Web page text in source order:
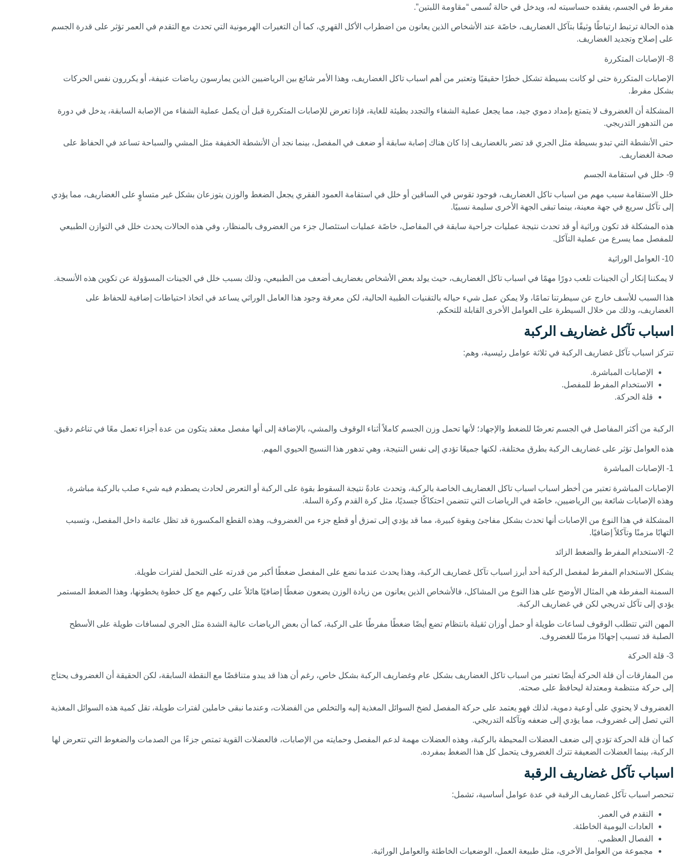
مفرط في الجسم، يفقده حساسيته له، ويدخل في حالة تُسمى “مقاومة اللبتين”.
هذه الحالة ترتبط ارتباطًا وثيقًا بتآكل الغضاريف، خاصًة عند الأشخاص الذين يعانون من اضطراب الأكل القهري، كما أن التغيرات الهرمونية التي تحدث مع التقدم في العمر تؤثر على قدرة الجسم
على إصلاح وتجديد الغضاريف.
8- الإصابات المتكررة
الإصابات المتكررة حتى لو كانت بسيطة تشكل خطرًا حقيقيًا وتعتبر من أهم اسباب تاكل الغضاريف، وهذا الأمر شائع بين الرياضيين الذين يمارسون رياضات عنيفة، أو يكررون نفس الحركات
بشكل مفرط.
المشكلة أن الغضروف لا يتمتع بإمداد دموي جيد، مما يجعل عملية الشفاء والتجدد بطيئة للغاية، فإذا تعرض للإصابات المتكررة قبل أن يكمل عملية الشفاء من الإصابة السابقة، يدخل في دورة
من التدهور التدريجي.
حتى الأنشطة التي تبدو بسيطة مثل الجري قد تضر بالغضاريف إذا كان هناك إصابة سابقة أو ضعف في المفصل، بينما نجد أن الأنشطة الخفيفة مثل المشي والسباحة تساعد في الحفاظ على
صحة الغضاريف.
9- خلل في استقامة الجسم
خلل الاستقامة سبب مهم من اسباب تاكل الغضاريف، فوجود تقوس في الساقين أو خلل في استقامة العمود الفقري يجعل الضغط والوزن يتوزعان بشكل غير متساوٍ على الغضاريف، مما يؤدي
إلى تآكل سريع في جهة معينة، بينما تبقى الجهة الأخرى سليمة نسبيًا.
هذه المشكلة قد تكون وراثية أو قد تحدث نتيجة عمليات جراحية سابقة في المفاصل، خاصًة عمليات استئصال جزء من الغضروف بالمنظار، وفي هذه الحالات يحدث خلل في التوازن الطبيعي
للمفصل مما يسرع من عملية التآكل.
10- العوامل الوراثية
لا يمكننا إنكار أن الجينات تلعب دورًا مهمًا في اسباب تاكل الغضاريف، حيث يولد بعض الأشخاص بغضاريف أضعف من الطبيعي، وذلك بسبب خلل في الجينات المسؤولة عن تكوين هذه الأنسجة.
هذا السبب للأسف خارج عن سيطرتنا تمامًا، ولا يمكن عمل شيء حياله بالتقنيات الطبية الحالية، لكن معرفة وجود هذا العامل الوراثي يساعد في اتخاذ احتياطات إضافية للحفاظ على
الغضاريف، وذلك من خلال السيطرة على العوامل الأخرى القابلة للتحكم.
اسباب تآكل غضاريف الركبة
تتركز اسباب تآكل غضاريف الركبة في ثلاثة عوامل رئيسية، وهم:
الإصابات المباشرة.
الاستخدام المفرط للمفصل.
قلة الحركة.
الركبة من أكثر المفاصل في الجسم تعرضًا للضغط والإجهاد؛ لأنها تحمل وزن الجسم كاملاً أثناء الوقوف والمشي، بالإضافة إلى أنها مفصل معقد يتكون من عدة أجزاء تعمل معًا في تناغم دقيق.
هذه العوامل تؤثر على غضاريف الركبة بطرق مختلفة، لكنها جميعًا تؤدي إلى نفس النتيجة، وهي تدهور هذا النسيج الحيوي المهم.
1- الإصابات المباشرة
الإصابات المباشرة تعتبر من أخطر اسباب اسباب تاكل الغضاريف الخاصة بالركبة، وتحدث عادةً نتيجة السقوط بقوة على الركبة أو التعرض لحادث يصطدم فيه شيء صلب بالركبة مباشرة،
وهذه الإصابات شائعة بين الرياضيين، خاصًة في الرياضات التي تتضمن احتكاكًا جسديًا، مثل كرة القدم وكرة السلة.
المشكلة في هذا النوع من الإصابات أنها تحدث بشكل مفاجئ وبقوة كبيرة، مما قد يؤدي إلى تمزق أو قطع جزء من الغضروف، وهذه القطع المكسورة قد تظل عائمة داخل المفصل، وتسبب
التهابًا مزمنًا وتآكلاً إضافيًا.
2- الاستخدام المفرط والضغط الزائد
يشكل الاستخدام المفرط لمفصل الركبة أحد أبرز اسباب تآكل غضاريف الركبة، وهذا يحدث عندما نضع على المفصل ضغطًا أكبر من قدرته على التحمل لفترات طويلة.
السمنة المفرطة هي المثال الأوضح على هذا النوع من المشاكل، فالأشخاص الذين يعانون من زيادة الوزن يضعون ضغطًا إضافيًا هائلاً على ركبهم مع كل خطوة يخطونها، وهذا الضغط المستمر
يؤدي إلى تآكل تدريجي لكن في غضاريف الركبة.
المهن التي تتطلب الوقوف لساعات طويلة أو حمل أوزان ثقيلة بانتظام تضع أيضًا ضغطًا مفرطًا على الركبة، كما أن بعض الرياضات عالية الشدة مثل الجري لمسافات طويلة على الأسطح
الصلبة قد تسبب إجهادًا مزمنًا للغضروف.
3- قلة الحركة
من المفارقات أن قلة الحركة أيضًا تعتبر من اسباب تاكل الغضاريف بشكل عام وغضاريف الركبة بشكل خاص، رغم أن هذا قد يبدو متناقضًا مع النقطة السابقة، لكن الحقيقة أن الغضروف يحتاج
إلى حركة منتظمة ومعتدلة ليحافظ على صحته.
الغضروف لا يحتوي على أوعية دموية، لذلك فهو يعتمد على حركة المفصل لضخ السوائل المغذية إليه والتخلص من الفضلات، وعندما نبقى خاملين لفترات طويلة، تقل كمية هذه السوائل المغذية
التي تصل إلى غضروف، مما يؤدي إلى ضعفه وتآكله التدريجي.
كما أن قلة الحركة تؤدي إلى ضعف العضلات المحيطة بالركبة، وهذه العضلات مهمة لدعم المفصل وحمايته من الإصابات، فالعضلات القوية تمتص جزءًا من الصدمات والضغوط التي تتعرض لها
الركبة، بينما العضلات الضعيفة تترك الغضروف يتحمل كل هذا الضغط بمفرده.
اسباب تآكل غضاريف الرقبة
تنحصر اسباب تآكل غضاريف الرقبة في عدة عوامل أساسية، تشمل:
التقدم في العمر.
العادات اليومية الخاطئة.
الفصال العظمي.
مجموعة من العوامل الأخرى، مثل طبيعة العمل، الوضعيات الخاطئة والعوامل الوراثية.